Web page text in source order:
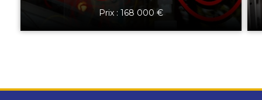
Prix : 168 000 €